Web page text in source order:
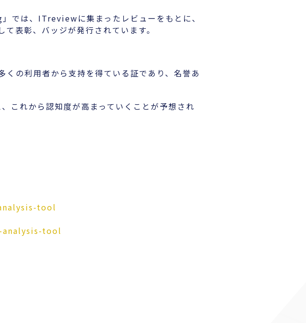
は、ITreviewに集まったレビューをもとに、
表彰、バッジが発行されています。
の利用者から支持を得ている証であり、名誉あ
れから認知度が高まっていくことが予想され
tool
tool